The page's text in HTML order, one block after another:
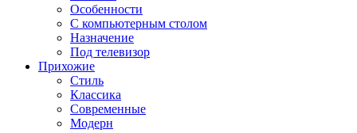
Особенности
С компьютерным столом
Назначение
Под телевизор
Прихожие
Стиль
Классика
Современные
Модерн